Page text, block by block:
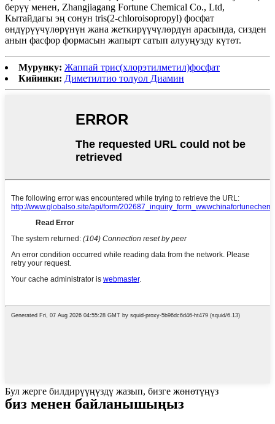
берүү менен, Zhangjiagang Fortune Chemical Co., Ltd,
Кытайдагы эң сонун tris(2-chloroisopropyl) фосфат
өндүрүүчүлөрүнүн жана жеткирүүчүлөрдүн арасында, сизден
анын фасфор формасын жапырт сатып алууңузду күтөт.
Мурунку: Жаппай трис(хлорэтилметил)фосфат
Кийинки: Диметилтио толуол Диамин
Бул жерге билдирүүңүздү жазып, бизге жөнөтүңүз
биз менен байланышыңыз